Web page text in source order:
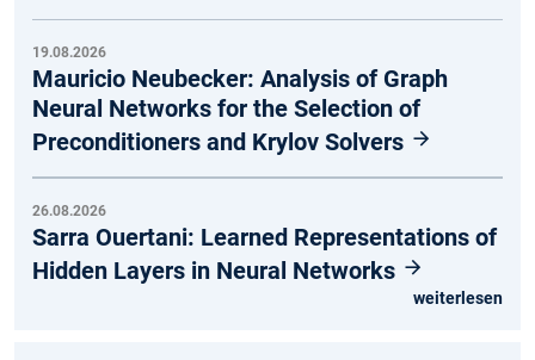
19.08.2026
Mauricio Neubecker: Analysis of Graph
Neural Networks for the Selection of
Preconditioners and Krylov Solvers
26.08.2026
Sarra Ouertani: Learned Representations of
Hidden Layers in Neural Networks
weiterlesen